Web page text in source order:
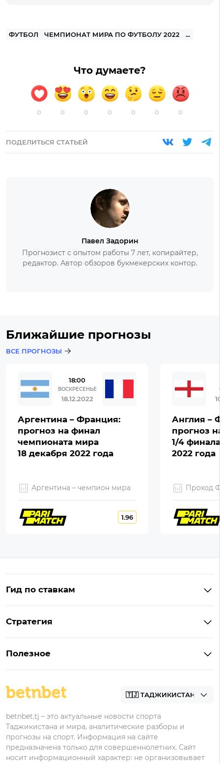
ФУТБОЛ ЧЕМПИОНАТ МИРА ПО ФУТБОЛУ 2022 ...
Что думаете?
0 0 0 0 0 0 0
ПОДЕЛИТЬСЯ СТАТЬЕЙ
Павел Задорин
Прогнозист с опытом работы 7 лет, копирайтер,
редактор. Автор обзоров букмекерских контор.
Ближайшие прогнозы
ВСЕ ПРОГНОЗЫ
18:00
ВОСКРЕСЕНЬЕ
18.12.2022
Аргентина – Франция:
прогноз на финал
чемпионата мира
18 декабря 2022 года
Аргентина – чемпион мира
1.96
Англия –
прогноз
1/4
2022 года
Проход
Гид по ставкам
Что значит «чет» и «нечет»
Стратегия
Полезное
Академия
betnbet.tj – это актуальные новости спорта
Таджикистана и мира, аналитические разборы и
прогнозы на спорт. Информация на сайте
предназначена только для совершеннолетних. Сайт
носит информационный характер: не организовывает